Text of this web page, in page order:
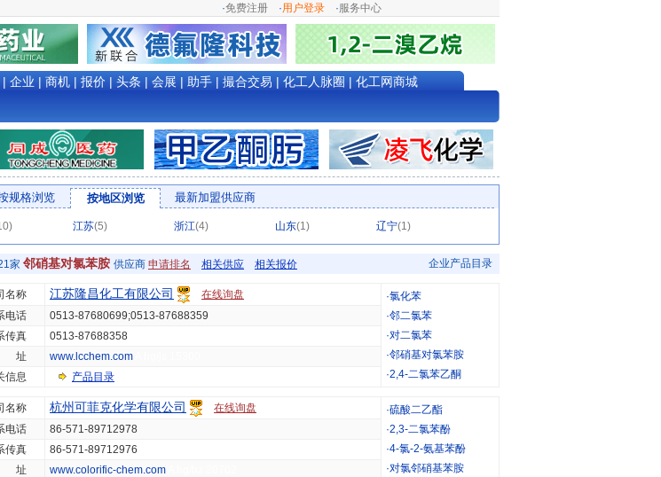
·免费注册 ·用户登录 ·服务中心
企业 | 商机| 报价| 头条 | 会展 | 助手| 撮合交易 | 化工人脉圈 | 化工网商城
规格浏览 按地区浏览 最新加盟供应商
江苏(5) 浙江(4) 山东(1) 辽宁(1)
家 邻硝基对氯苯胺 供应商 申请排名 相关供应 相关报价 企业产品目录
名称 江苏隆昌化工有限公司 在线询盘 ·氯化苯
·邻二氯苯
·对二氯苯
·邻硝基对氯苯胺
·2,4-二氯苯乙酮
电话
0513-87680699;0513-87688359
传真
0513-87688358
址
www.lcchem.com
信息
产品目录
名称 杭州可菲克化学有限公司 在线询盘 ·硫酸二乙酯
·2,3-二氯苯酚
·4-氯-2-氨基苯酚
·对氯邻硝基苯胺
电话
86-571-89712978
传真
86-571-89712976
址
www.colorific-chem.com